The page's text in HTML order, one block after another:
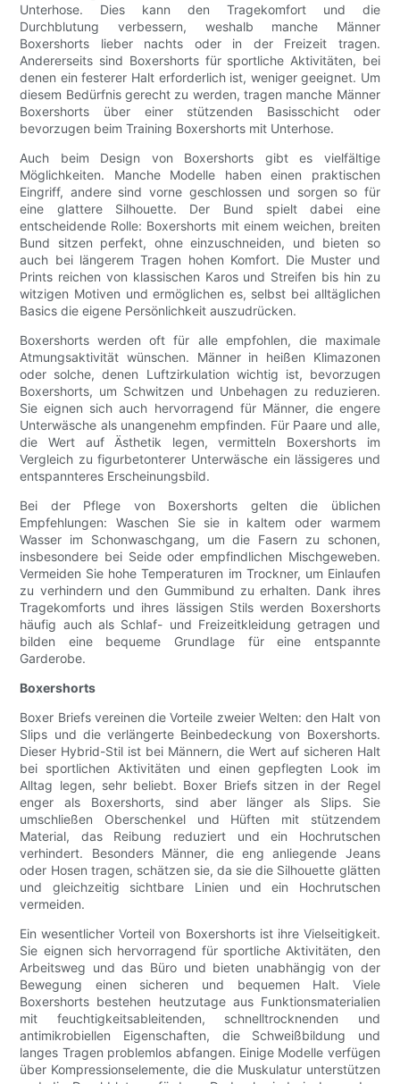
Unterhose. Dies kann den Tragekomfort und die
Durchblutung verbessern, weshalb manche Männer
Boxershorts lieber nachts oder in der Freizeit tragen.
Andererseits sind Boxershorts für sportliche Aktivitäten, bei
denen ein festerer Halt erforderlich ist, weniger geeignet. Um
diesem Bedürfnis gerecht zu werden, tragen manche Männer
Boxershorts über einer stützenden Basisschicht oder
bevorzugen beim Training Boxershorts mit Unterhose.
Auch beim Design von Boxershorts gibt es vielfältige
Möglichkeiten. Manche Modelle haben einen praktischen
Eingriff, andere sind vorne geschlossen und sorgen so für
eine glattere Silhouette. Der Bund spielt dabei eine
entscheidende Rolle: Boxershorts mit einem weichen, breiten
Bund sitzen perfekt, ohne einzuschneiden, und bieten so
auch bei längerem Tragen hohen Komfort. Die Muster und
Prints reichen von klassischen Karos und Streifen bis hin zu
witzigen Motiven und ermöglichen es, selbst bei alltäglichen
Basics die eigene Persönlichkeit auszudrücken.
Boxershorts werden oft für alle empfohlen, die maximale
Atmungsaktivität wünschen. Männer in heißen Klimazonen
oder solche, denen Luftzirkulation wichtig ist, bevorzugen
Boxershorts, um Schwitzen und Unbehagen zu reduzieren.
Sie eignen sich auch hervorragend für Männer, die engere
Unterwäsche als unangenehm empfinden. Für Paare und alle,
die Wert auf Ästhetik legen, vermitteln Boxershorts im
Vergleich zu figurbetonterer Unterwäsche ein lässigeres und
entspannteres Erscheinungsbild.
Bei der Pflege von Boxershorts gelten die üblichen
Empfehlungen: Waschen Sie sie in kaltem oder warmem
Wasser im Schonwaschgang, um die Fasern zu schonen,
insbesondere bei Seide oder empfindlichen Mischgeweben.
Vermeiden Sie hohe Temperaturen im Trockner, um Einlaufen
zu verhindern und den Gummibund zu erhalten. Dank ihres
Tragekomforts und ihres lässigen Stils werden Boxershorts
häufig auch als Schlaf- und Freizeitkleidung getragen und
bilden eine bequeme Grundlage für eine entspannte
Garderobe.
Boxershorts
Boxer Briefs vereinen die Vorteile zweier Welten: den Halt von
Slips und die verlängerte Beinbedeckung von Boxershorts.
Dieser Hybrid-Stil ist bei Männern, die Wert auf sicheren Halt
bei sportlichen Aktivitäten und einen gepflegten Look im
Alltag legen, sehr beliebt. Boxer Briefs sitzen in der Regel
enger als Boxershorts, sind aber länger als Slips. Sie
umschließen Oberschenkel und Hüften mit stützendem
Material, das Reibung reduziert und ein Hochrutschen
verhindert. Besonders Männer, die eng anliegende Jeans
oder Hosen tragen, schätzen sie, da sie die Silhouette glätten
und gleichzeitig sichtbare Linien und ein Hochrutschen
vermeiden.
Ein wesentlicher Vorteil von Boxershorts ist ihre Vielseitigkeit.
Sie eignen sich hervorragend für sportliche Aktivitäten, den
Arbeitsweg und das Büro und bieten unabhängig von der
Bewegung einen sicheren und bequemen Halt. Viele
Boxershorts bestehen heutzutage aus Funktionsmaterialien
mit feuchtigkeitsableitenden, schnelltrocknenden und
antimikrobiellen Eigenschaften, die Schweißbildung und
langes Tragen problemlos abfangen. Einige Modelle verfügen
über Kompressionselemente, die die Muskulatur unterstützen